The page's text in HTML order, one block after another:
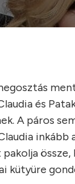
és
A páros
inkább
össze,
kütyüre